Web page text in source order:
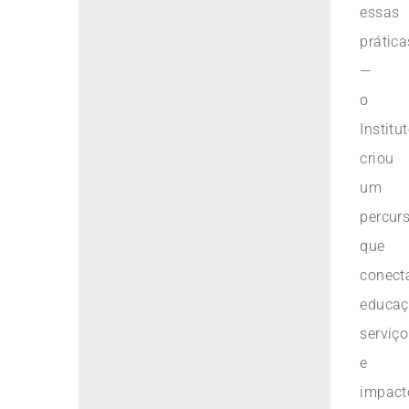
essas
—
o
criou
um
que
serviço
e